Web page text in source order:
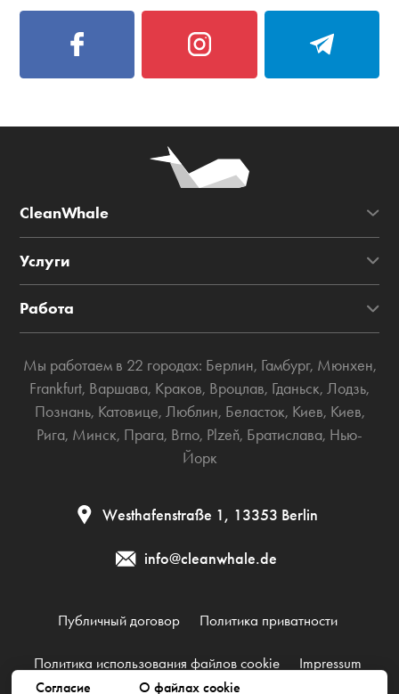
Согласие О файлах cookie
CleanWhale
Услуги
Работа
Мы работаем в 22 городах: Берлин, Гамбург, Мюнхен,
Frankfurt, Варшава, Краков, Вроцлав, Гданьск, Лодзь,
Познань, Катовице, Люблин, Беласток, Киев, Киев,
Рига, Минск, Прага, Brno, Plzeň, Братислава, Нью-
Йорк
Westhafenstraße 1, 13353 Berlin
info@cleanwhale.de
Публичный договор Политика приватности
Политика использования файлов cookie Impressum